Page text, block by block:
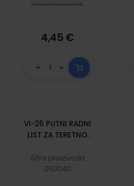
4,45 €
VI-26 PUTNI RADNI
LIST ZA TERETNO
Blok 2 x 50 listova,
29,7 x 21 cm
Šifra proizvoda
060040